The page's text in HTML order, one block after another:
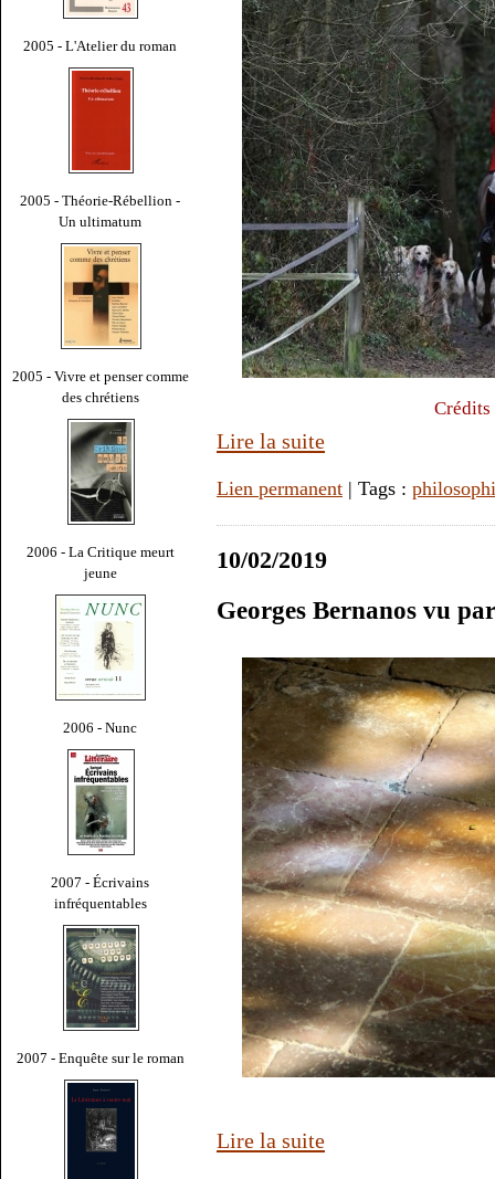
2005 - L'Atelier du roman
2005 - Théorie-Rébellion -
Un ultimatum
2005 - Vivre et penser comme
des chrétiens
2006 - La Critique meurt
jeune
2006 - Nunc
2007 - Écrivains
infréquentables
2007 - Enquête sur le roman
Crédits
Lire la suite
Lien permanent | Tags :
10/02/2019
Georges Bernanos vu
Lire la suite